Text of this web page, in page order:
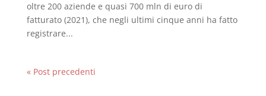
oltre 200 aziende e quasi 700 mln di euro di
fatturato (2021), che negli ultimi cinque anni ha fatto
registrare...
« Post precedenti